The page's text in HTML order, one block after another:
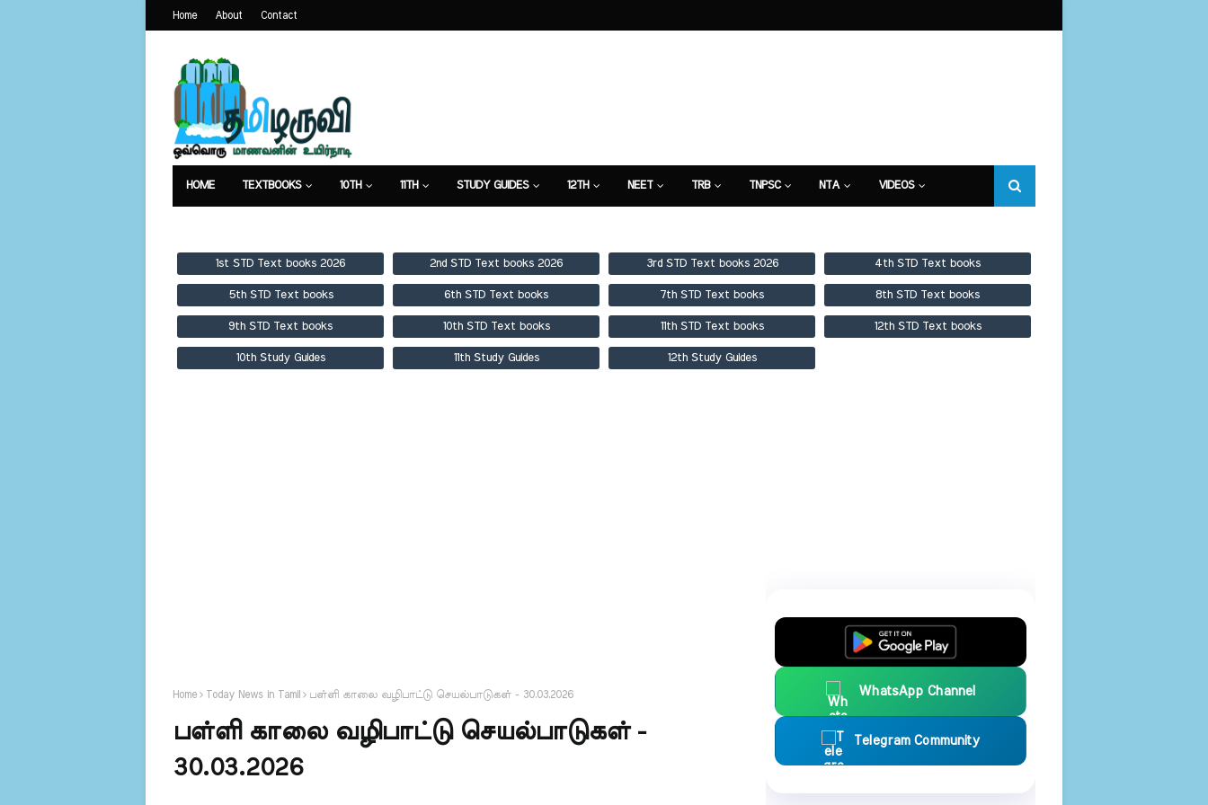
Home About Contact
HOME TEXTBOOKS 10TH 11TH STUDY GUIDES 12TH NEET TRB TNPSC NTA VIDEOS
1st STD Text books 2026 2nd STD Text books 2026 3rd STD Text books 2026 4th STD Text books
5th STD Text books 6th STD Text books 7th STD Text books 8th STD Text books
9th STD Text books 10th STD Text books 11th STD Text books 12th STD Text books
10th Study Guides 11th Study Guides 12th Study Guides
Home Today News in Tamil பள்ளி காலை வழிபாட்டு செயல்பாடுகள் - 30.03.2026
பள்ளி காலை வழிபாட்டு செயல்பாடுகள் -
30.03.2026
WhatsApp Channel
Telegram Community